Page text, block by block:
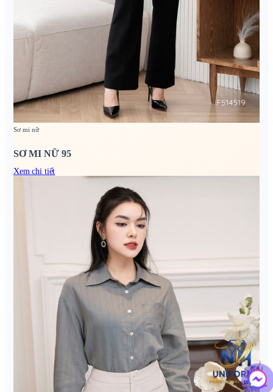
Sơ mi nữ
SƠ MI NỮ 95
Xem chi tiết